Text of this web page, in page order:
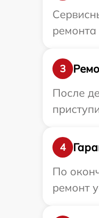
ремонта
3
После
4
По
ремонт